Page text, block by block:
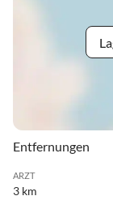
Entfernungen
ARZT
3 km